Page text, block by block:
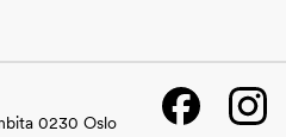
0230 Oslo
Facebook